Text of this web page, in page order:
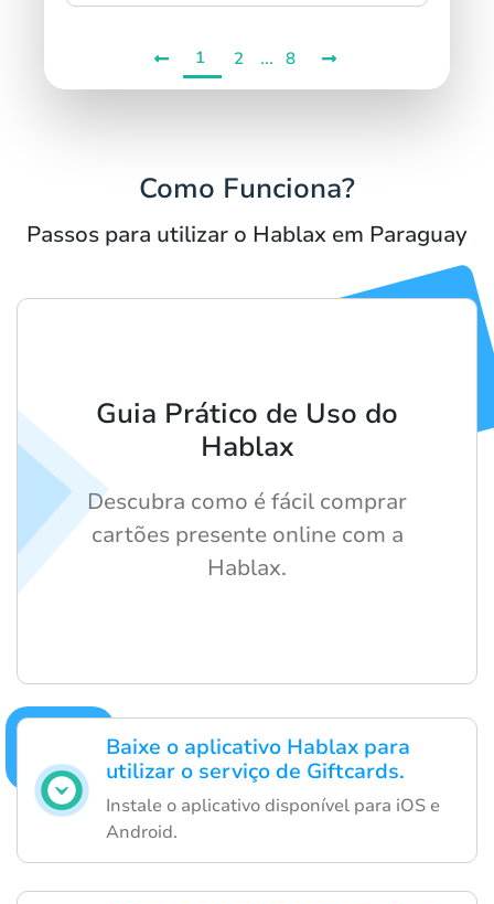
1 2 ... 8
Como Funciona?
Passos para utilizar o Hablax em Paraguay
Baixe o aplicativo Hablax para
utilizar o serviço de Giftcards.
Instale o aplicativo disponível para iOS e
Android.
Guia Prático de Uso do
Hablax
Descubra como é fácil comprar
cartões presente online com a
Hablax.